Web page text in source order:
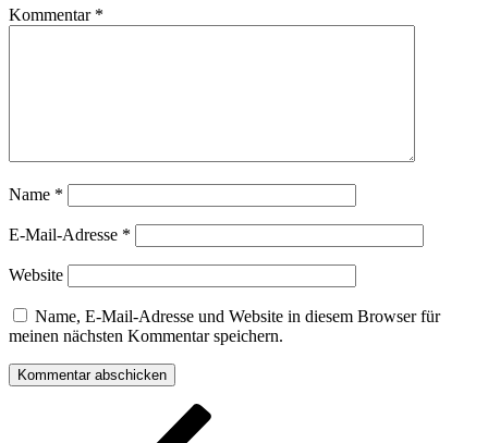
Kommentar *
Name *
E-Mail-Adresse *
Website
Name, E-Mail-Adresse und Website in diesem Browser für
meinen nächsten Kommentar speichern.
Beitragsnavigation